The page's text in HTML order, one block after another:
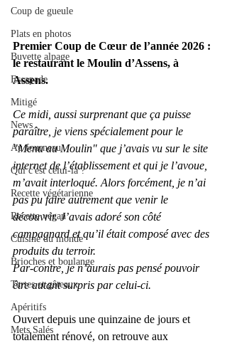
Coup de gueule
Plats en photos
Buvette alpage
Escapade
Mitigé
News
Au fourneau
Qui c'est celui-là ?
Recette végétarienne
Recette végan
Cuisine du monde
Brioches et boulange
Tartes et gâteaux
Apéritifs
Mets Salés
Premier Coup de Cœur de l’année 2026 :
le restaurant le Moulin d’Assens, à
Assens.
Ce midi, aussi surprenant que ça puisse
paraître, je viens spécialement pour le
"Menu au Moulin" que j’avais vu sur le site
internet de l’établissement et qui je l’avoue,
m’avait interloqué. Alors forcément, je n’ai
pas pu faire autrement que venir le
découvrir. J’avais adoré son côté
campagnard et qu’il était composé avec des
produits du terroir.
Par-contre, je n’aurais pas pensé pouvoir
être autant surpris par celui-ci.
Ouvert depuis une quinzaine de jours et
totalement rénové, on retrouve aux